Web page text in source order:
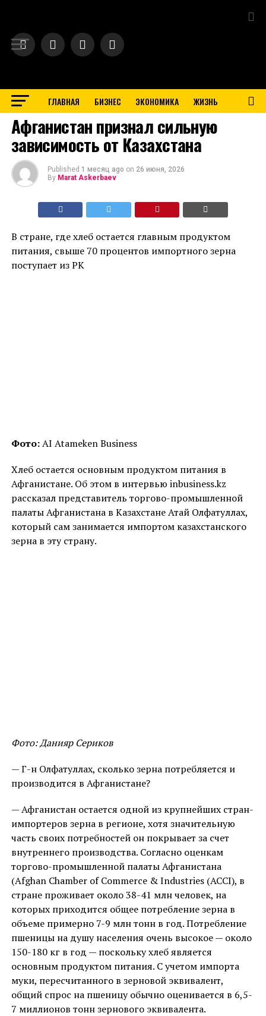
ГЛАВНАЯ БИЗНЕС ЭКОНОМИКА ЖИЗНЬ
BUSINESS
Афганистан признал сильную
зависимость от Казахстана
Published 1 месяц ago on 26 июня, 2026
By Marat Askerbaev
В стране, где хлеб остается главным продуктом
питания, свыше 70 процентов импортного зерна
поступает из РК
Фото:AI Atameken Business
Хлеб остается основным продуктом питания в
Афганистане. Об этом в интервью inbusiness.kz
рассказал представитель торгово-промышленной
палаты Афганистана в Казахстане Атай Олфатуллах,
который сам занимается импортом казахстанского
зерна в эту страну.
Фото: Данияр Сериков
— Г-н Олфатуллах, сколько зерна потребляется и
производится в Афганистане?
— Афганистан остается одной из крупнейших стран-
импортеров зерна в регионе, хотя значительную
часть своих потребностей он покрывает за счет
внутреннего производства. Согласно оценкам
торгово-промышленной палаты Афганистана
(Afghan Chamber of Commerce & Industries (ACCI), в
стране проживает около 38-41 млн человек, на
которых приходится общее потребление зерна в
объеме примерно 7-9 млн тонн в год. Потребление
пшеницы на душу населения очень высокое — около
150-180 кг в год — поскольку хлеб является
основным продуктом питания. С учетом импорта
муки, пересчитанного в зерновой эквивалент,
общий спрос на пшеницу обычно оценивается в 6,5-
7 миллионов тонн зернового эквивалента.